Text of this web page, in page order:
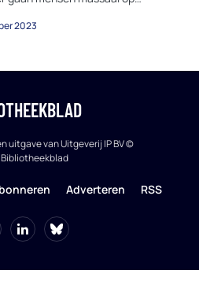
2023
uitgave van Uitgeverij IP BV ©
Adverteren RSS